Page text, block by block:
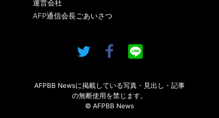
運営会社
AFP通信会長ごあいさつ
AFPBB Newsに掲載している写真・見出し・記事
の無断使用を禁じます。
© AFPBB News